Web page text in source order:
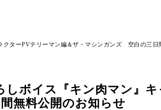
クターPVテリーマン編＆ザ・マシンガンズ 空白の三
しボイス『キン肉マン』
無料公開のお知らせ